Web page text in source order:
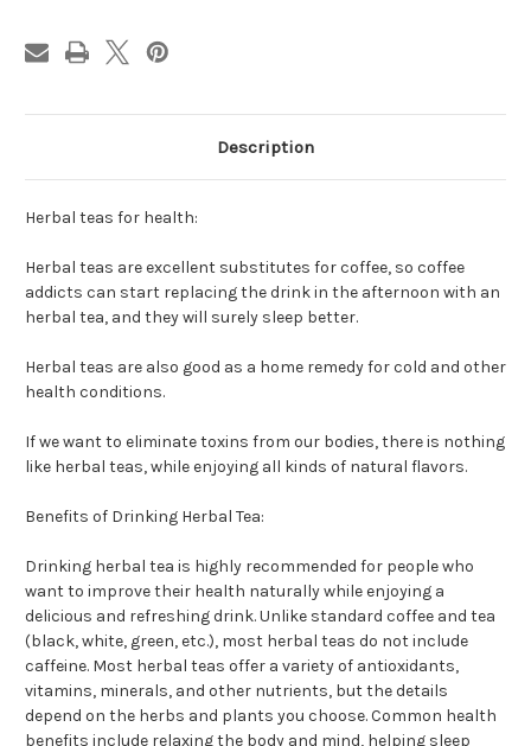
Description
Herbal teas for health:
Herbal teas are excellent substitutes for coffee, so coffee
addicts can start replacing the drink in the afternoon with an
herbal tea, and they will surely sleep better.
Herbal teas are also good as a home remedy for cold and other
health conditions.
If we want to eliminate toxins from our bodies, there is nothing
like herbal teas, while enjoying all kinds of natural flavors.
Benefits of Drinking Herbal Tea:
Drinking herbal tea is highly recommended for people who
want to improve their health naturally while enjoying a
delicious and refreshing drink. Unlike standard coffee and tea
(black, white, green, etc.), most herbal teas do not include
caffeine. Most herbal teas offer a variety of antioxidants,
vitamins, minerals, and other nutrients, but the details
depend on the herbs and plants you choose. Common health
benefits include relaxing the body and mind, helping sleep